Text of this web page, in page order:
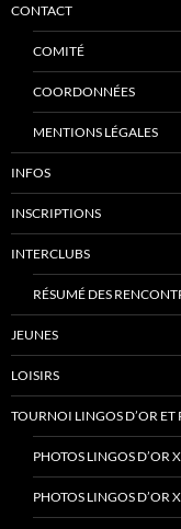
CONTACT
COMITÉ
COORDONNÉES
MENTIONS LÉGALES
INFOS
INSCRIPTIONS
INTERCLUBS
RÉSUMÉ DES
JEUNES
LOISIRS
TOURNOI LINGOS D’OR ET
PHOTOS LINGOS D’OR
PHOTOS LINGOS D’OR